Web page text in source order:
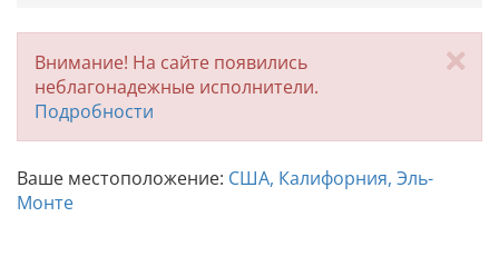
Внимание! На сайте появились
неблагонадежные исполнители.
Подробности
Ваше местоположение: США, Калифорния, Эль-
Монте